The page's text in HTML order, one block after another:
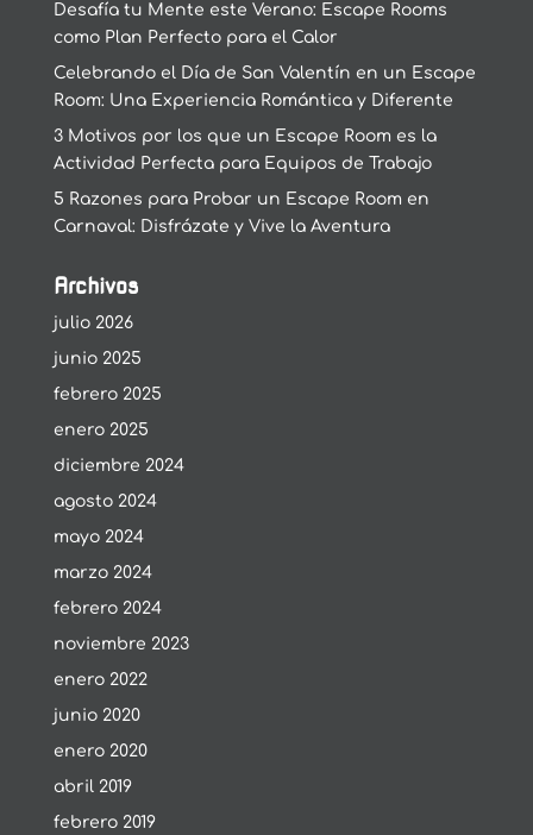
Desafía tu Mente este Verano: Escape Rooms
como Plan Perfecto para el Calor
Celebrando el Día de San Valentín en un Escape
Room: Una Experiencia Romántica y Diferente
3 Motivos por los que un Escape Room es la
Actividad Perfecta para Equipos de Trabajo
5 Razones para Probar un Escape Room en
Carnaval: Disfrázate y Vive la Aventura
Archivos
julio 2026
junio 2025
febrero 2025
enero 2025
diciembre 2024
agosto 2024
mayo 2024
marzo 2024
febrero 2024
noviembre 2023
enero 2022
junio 2020
enero 2020
abril 2019
febrero 2019